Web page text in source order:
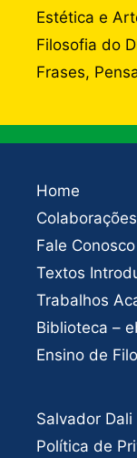
Estética e
Filosofia do
Frases,
Home
Colaborações
Fale Conosco
Textos
Trabalhos
Biblioteca –
Ensino de
Salvador Dali
Política de